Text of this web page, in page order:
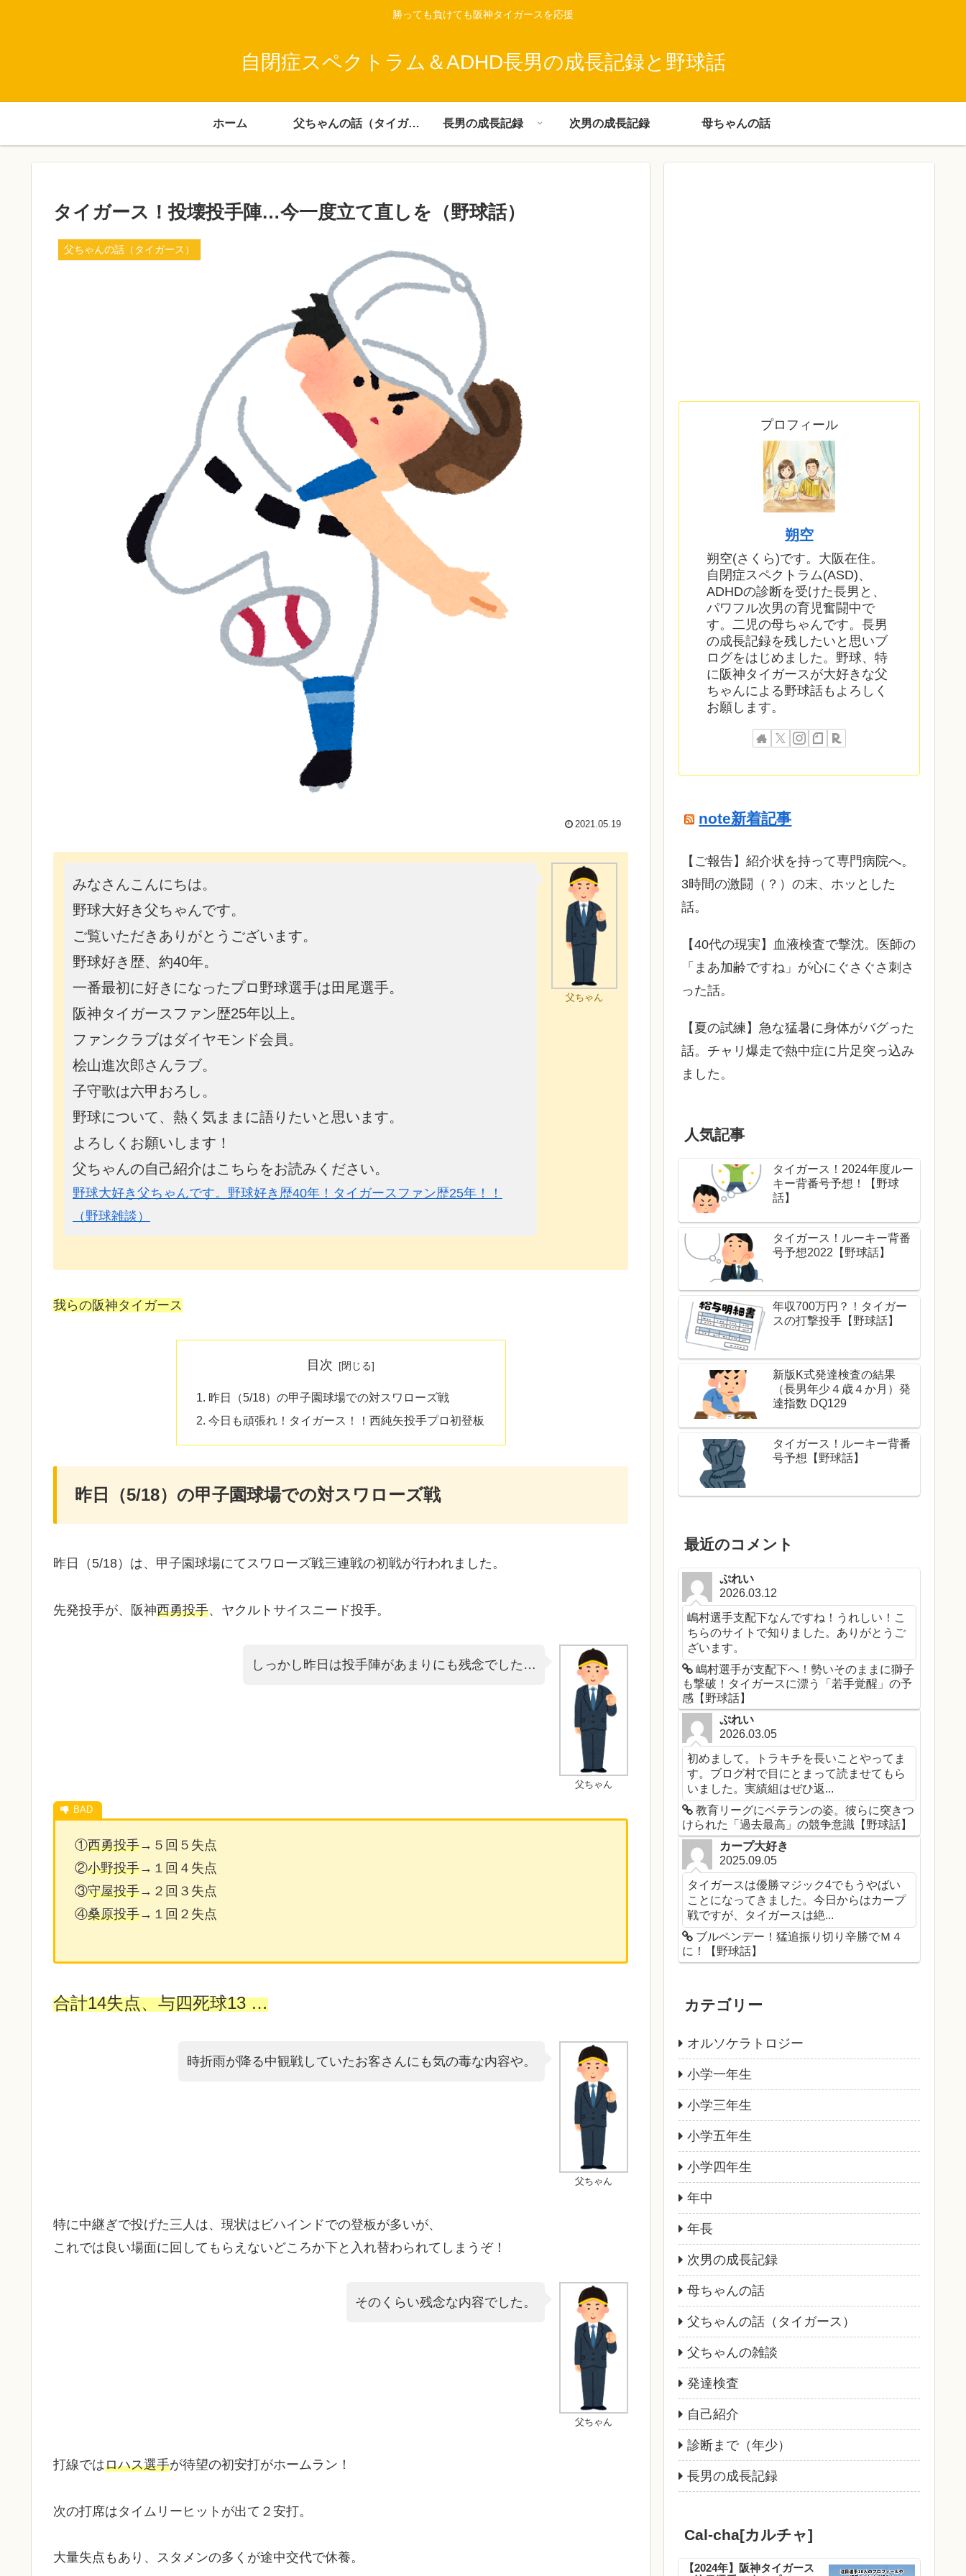
勝っても負けても阪神タイガースを応援
自閉症スペクトラム＆ADHD長男の成長記録と野球話
ホーム 父ちゃんの話（タイガース） 長男の成長記録 次男の成長記録 母ちゃんの話
タイガース！投壊投手陣…今一度立て直しを（野球話）
父ちゃんの話（タイガース）
2021.05.19
父ちゃん
みなさんこんにちは。
野球大好き父ちゃんです。
ご覧いただきありがとうございます。
野球好き歴、約40年。
一番最初に好きになったプロ野球選手は田尾選手。
阪神タイガースファン歴25年以上。
ファンクラブはダイヤモンド会員。
桧山進次郎さんラブ。
子守歌は六甲おろし。
野球について、熱く気ままに語りたいと思います。
よろしくお願いします！
父ちゃんの自己紹介はこちらをお読みください。
野球大好き父ちゃんです。野球好き歴40年！タイガースファン歴25年！！
（野球雑談）
我らの阪神タイガース
目次
昨日（5/18）の甲子園球場での対スワローズ戦
今日も頑張れ！タイガース！！西純矢投手プロ初登板
昨日（5/18）の甲子園球場での対スワローズ戦
昨日（5/18）は、甲子園球場にてスワローズ戦三連戦の初戦が行われました。
先発投手が、阪神西勇投手、ヤクルトサイスニード投手。
父ちゃん
しっかし昨日は投手陣があまりにも残念でした…
①西勇投手→５回５失点
②小野投手→１回４失点
③守屋投手→２回３失点
④桑原投手→１回２失点
合計14失点、与四死球13 …
父ちゃん
時折雨が降る中観戦していたお客さんにも気の毒な内容や。
特に中継ぎで投げた三人は、現状はビハインドでの登板が多いが、
これでは良い場面に回してもらえないどころか下と入れ替わられてしまうぞ！
父ちゃん
そのくらい残念な内容でした。
打線ではロハス選手が待望の初安打がホームラン！
次の打席はタイムリーヒットが出て２安打。
大量失点もあり、スタメンの多くが途中交代で休養。
プロフィール
朔空
朔空(さくら)です。大阪在住。
自閉症スペクトラム(ASD)、
ADHDの診断を受けた長男と、
パワフル次男の育児奮闘中で
す。二児の母ちゃんです。長男
の成長記録を残したいと思いブ
ログをはじめました。野球、特
に阪神タイガースが大好きな父
ちゃんによる野球話もよろしく
お願します。
note新着記事
​【ご報告】紹介状を持って専門病院へ。
3時間の激闘（？）の末、ホッとした
話。
【40代の現実】血液検査で撃沈。医師の
「まあ加齢ですね」が心にぐさぐさ刺さ
った話。
【夏の試練】急な猛暑に身体がバグった
話。チャリ爆走で熱中症に片足突っ込み
ました。
人気記事
タイガース！2024年度ルー
キー背番号予想！【野球
話】
タイガース！ルーキー背番
号予想2022【野球話】
年収700万円？！タイガー
スの打撃投手【野球話】
新版K式発達検査の結果
（長男年少４歳４か月）発
達指数 DQ129
タイガース！ルーキー背番
号予想【野球話】
最近のコメント
ぷれい
2026.03.12
嶋村選手支配下なんですね！うれしい！こ
ちらのサイトで知りました。ありがとうご
ざいます。
嶋村選手が支配下へ！勢いそのままに獅子
も撃破！タイガースに漂う「若手覚醒」の予
感【野球話】
ぷれい
2026.03.05
初めまして。トラキチを長いことやってま
す。ブログ村で目にとまって読ませてもら
いました。実績組はぜひ返...
教育リーグにベテランの姿。彼らに突きつ
けられた「過去最高」の競争意識【野球話】
カープ大好き
2025.09.05
タイガースは優勝マジック4でもうやばい
ことになってきました。今日からはカープ
戦ですが、タイガースは絶...
ブルペンデー！猛追振り切り辛勝でＭ４
に！【野球話】
カテゴリー
オルソケラトロジー
小学一年生
小学三年生
小学五年生
小学四年生
年中
年長
次男の成長記録
母ちゃんの話
父ちゃんの話（タイガース）
父ちゃんの雑談
発達検査
自己紹介
診断まで（年少）
長男の成長記録
Cal-cha[カルチャ]
【2024年】阪神タイガース